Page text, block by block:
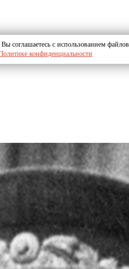
соглашаетесь с использованием файлов
конфиденциальности